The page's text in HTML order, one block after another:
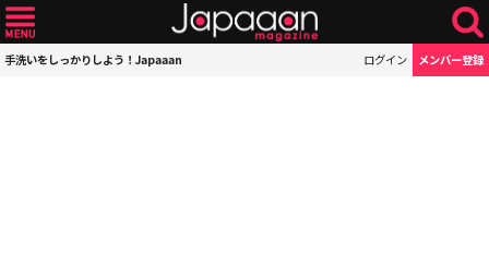
手洗いをしっかりしよう！Japaaan ログイン メンバー登録